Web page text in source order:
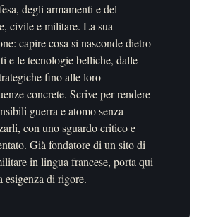
degli armamenti e del
civile e militare. La sua
capire cosa si nasconde dietro
e le tecnologie belliche, dalle
fino alle loro
concrete. Scrive per rendere
guerra e atomo senza
con uno sguardo critico e
Già fondatore di un sito di
in lingua francese, porta qui
esigenza di rigore.